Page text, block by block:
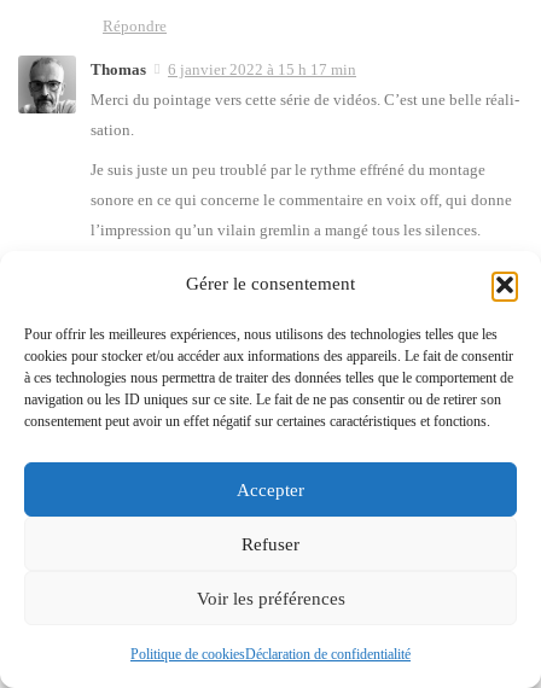
Gérer le consentement
Pour offrir les meilleures expériences, nous utilisons des technologies telles que les
cookies pour stocker et/ou accéder aux informations des appareils. Le fait de consentir
à ces technologies nous permettra de traiter des données telles que le comportement de
navigation ou les ID uniques sur ce site. Le fait de ne pas consentir ou de retirer son
consentement peut avoir un effet négatif sur certaines caractéristiques et fonctions.
Accepter
Refuser
Voir les préférences
Politique de cookiesDéclaration de confidentialité
Répondre
Thomas
6 janvier 2022 à 15 h 17 min
Mer­ci du poin­tage vers cette série de vidéos. C’est une belle réa­li­
sa­tion.
Je suis juste un peu trou­blé par le rythme effré­né du mon­tage
sonore en ce qui concerne le com­men­taire en voix off, qui donne
l’im­pres­sion qu’un vilain grem­lin a man­gé tous les silences.
Heu­reu­se­ment, le dis­cours des per­sonnes de qua­li­té
qui sont
inter­ro­gées face camé­ra semble avoir été pré­ser­vés de ce grem­lin
bouf­feur de silences.
Répondre
tant je suis habi­tué à ce rythme You­Tu­bien. Mer­ci de votre
8 avril 2026 à 15 h 16 min